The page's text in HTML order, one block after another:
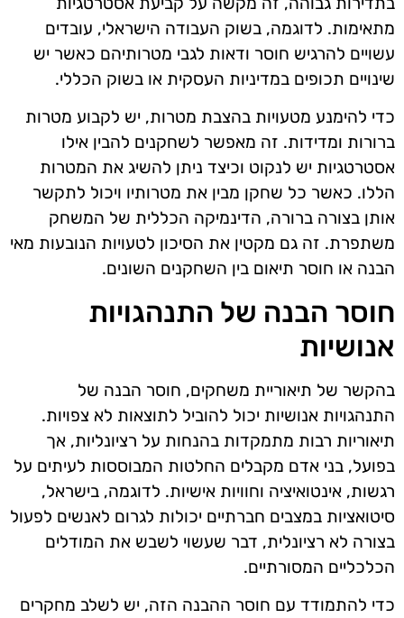
מתאימות. לדוגמה, בשוק העבודה הישראלי, עובדים
עשויים להרגיש חוסר ודאות לגבי מטרותיהם כאשר יש
שינויים תכופים במדיניות העסקית או בשוק הכללי.
כדי להימנע מטעויות בהצבת מטרות, יש לקבוע מטרות
ברורות ומדידות. זה מאפשר לשחקנים להבין אילו
אסטרטגיות יש לנקוט וכיצד ניתן להשיג את המטרות
הללו. כאשר כל שחקן מבין את מטרותיו ויכול לתקשר
אותן בצורה ברורה, הדינמיקה הכללית של המשחק
משתפרת. זה גם מקטין את הסיכון לטעויות הנובעות מאי
הבנה או חוסר תיאום בין השחקנים השונים.
חוסר הבנה של התנהגויות
אנושיות
בהקשר של תיאוריית משחקים, חוסר הבנה של
התנהגויות אנושיות יכול להוביל לתוצאות לא צפויות.
תיאוריות רבות מתמקדות בהנחות על רציונליות, אך
בפועל, בני אדם מקבלים החלטות המבוססות לעיתים על
רגשות, אינטואיציה וחוויות אישיות. לדוגמה, בישראל,
סיטואציות במצבים חברתיים יכולות לגרום לאנשים לפעול
בצורה לא רציונלית, דבר שעשוי לשבש את המודלים
הכלכליים המסורתיים.
כדי להתמודד עם חוסר ההבנה הזה, יש לשלב מחקרים